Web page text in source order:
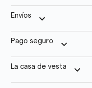
Envíos keyboard_arrow_down
Pago seguro keyboard_arrow_down
La casa de vesta keyboard_arrow_down